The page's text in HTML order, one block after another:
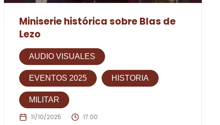
Miniserie histórica sobre Blas de
Lezo
AUDIO VISUALES
EVENTOS 2025 HISTORIA
MILITAR
11/10/2025 17:00